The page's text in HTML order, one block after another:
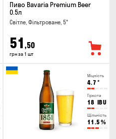
Пиво Bavaria Premium Beer
0.5л
Світле, Фільтроване, 5°
51 ,50
грн за 1 шт
Міцність
4.7 °
Гіркота
18 IBU
Щільність
11.5 %